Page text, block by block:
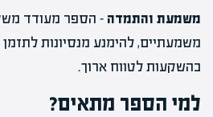
משמעת והתמדה – הספר מעודד
משמעתיים, להימנע מנסיונות
בהשקעות לטווח ארוך.
למי הספר מתאים?